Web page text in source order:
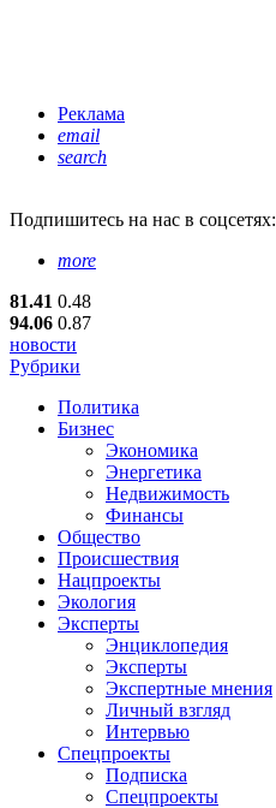
Реклама
email
search
Подпишитесь на нас в соцсетях:
more
81.41 0.48
94.06 0.87
новости
Рубрики
Политика
Бизнес
Экономика
Энергетика
Недвижимость
Финансы
Общество
Происшествия
Нацпроекты
Экология
Эксперты
Энциклопедия
Эксперты
Экспертные мнения
Личный взгляд
Интервью
Спецпроекты
Подписка
Спецпроекты